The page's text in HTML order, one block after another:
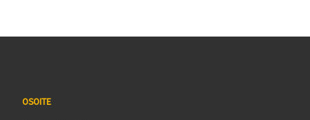
OSOITE